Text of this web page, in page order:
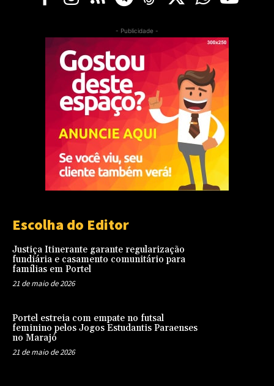
- Publicidade -
Escolha do Editor
Justiça Itinerante garante regularização
fundiária e casamento comunitário para
famílias em Portel
21 de maio de 2026
Portel estreia com empate no futsal
feminino pelos Jogos Estudantis Paraenses
no Marajó
21 de maio de 2026